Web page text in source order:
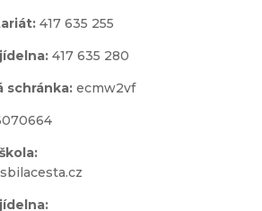
417 635 255
417 635 280
schránka: ecmw2vf